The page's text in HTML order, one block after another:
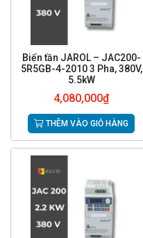
Biến tần JAROL – JAC200-
5R5GB-4-2010 3 Pha, 380V,
5.5kW
4,080,000₫
THÊM VÀO GIỎ HÀNG